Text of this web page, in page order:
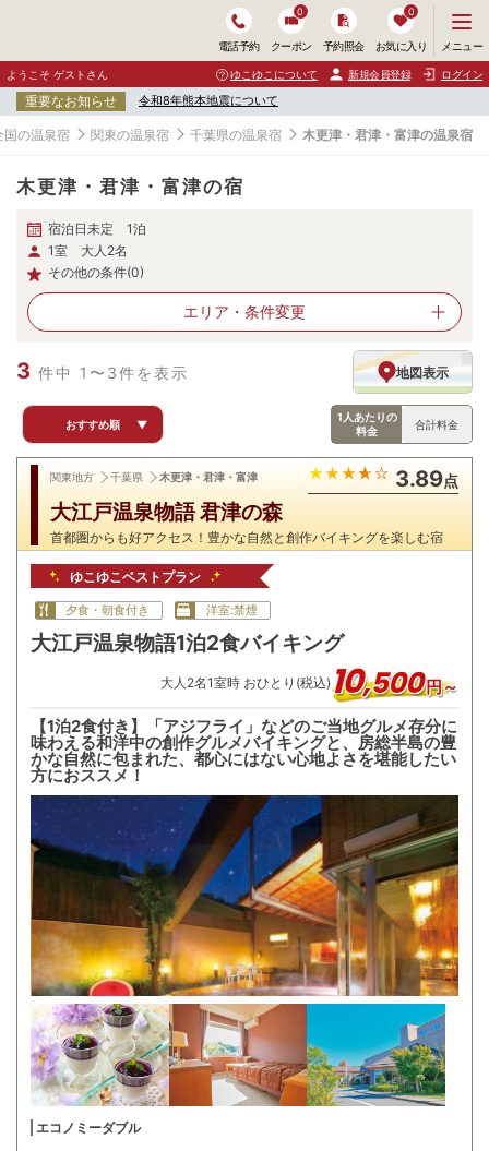
電話予約 クーポン
0
予約照会 お気に入り
0
ニ
ュ
ー
開
く
メニュー
ようこそ ゲストさん ゆこゆこについて 新規会員登録 ログイン
重要なお知らせ 令和8年熊本地震について
国の温泉宿 関東の温泉宿 千葉県の温泉宿 木更津・君津・富津の温泉宿
木更津・君津・富津の宿
宿泊日未定 1泊
1室 大人2名
その他の条件(0)
エリア・ 条件変更
3 件中 1〜3件を表示 地図表示
おすすめ順 ▼
1人あたりの
料金
合計料金
関東地方 千葉県 木更津・君津・富津 3.89点
大江戸温泉物語 君津の森
首都圏からも好アクセス！豊かな自然と創作バイキングを楽しむ宿
ゆこゆこベストプラン
夕食・朝食付き 洋室:禁煙
大江戸温泉物語1泊2食バイキング
大人 2名1室時 おひとり(税込)10,500円～
【1泊2食付き】「アジフライ」などのご当地グルメ存分に
味わえる和洋中の創作グルメバイキングと、房総半島の豊
かな自然に包まれた、都心にはない心地よさを堪能したい
方におススメ！
エコノミーダブル